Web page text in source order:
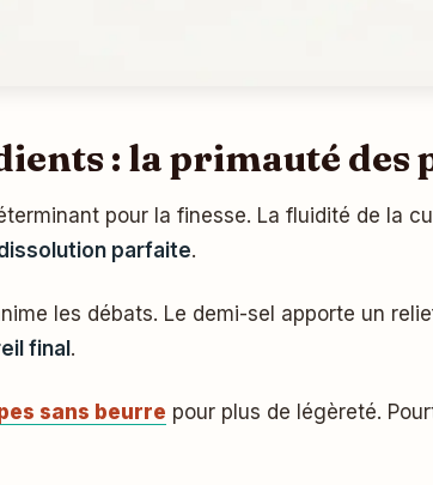
: la primauté des
pour la finesse. La fluidité de la
parfaite.
les débats. Le demi-sel apporte un
final.
sans beurre pour plus de légèreté.